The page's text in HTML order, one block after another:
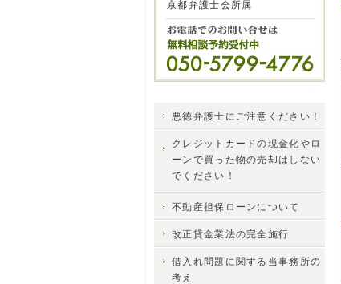
京都弁護士会所属
悪徳弁護士にご注意ください！
クレジットカードの現金化やロ
ーンで買った物の売却はしない
でください！
不動産担保ローンについて
改正貸金業法の完全施行
借入れ問題に関する当事務所の
考え